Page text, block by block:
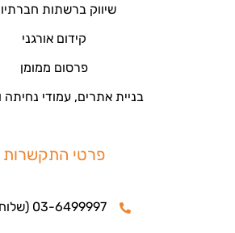
שיווק ברשתות
קידום אורגני
פרסום ממומן
בניית אתרים, עמודי נחיתה
פרטי התקשרות
03-6499997 (שלוחה 7)